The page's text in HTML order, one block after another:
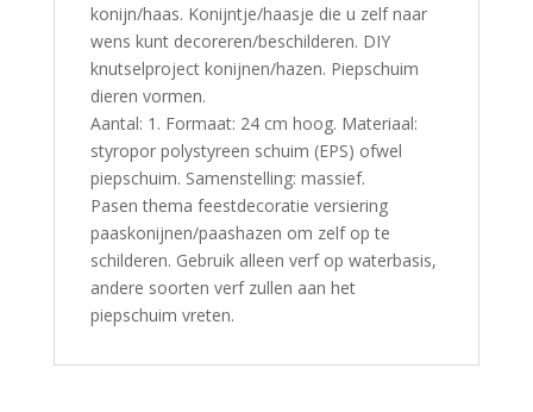
konijn/haas. Konijntje/haasje die u zelf naar
wens kunt decoreren/beschilderen. DIY
knutselproject konijnen/hazen. Piepschuim
dieren vormen.
Aantal: 1. Formaat: 24 cm hoog. Materiaal:
styropor polystyreen schuim (EPS) ofwel
piepschuim. Samenstelling: massief.
Pasen thema feestdecoratie versiering
paaskonijnen/paashazen om zelf op te
schilderen. Gebruik alleen verf op waterbasis,
andere soorten verf zullen aan het
piepschuim vreten.